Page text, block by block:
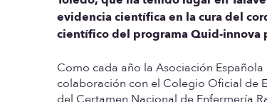
evidencia científica en la cura del
científico del programa Quid-innova
Como cada año la Asociación
colaboración con el Colegio Oficial de
del Certamen Nacional de Enfermería